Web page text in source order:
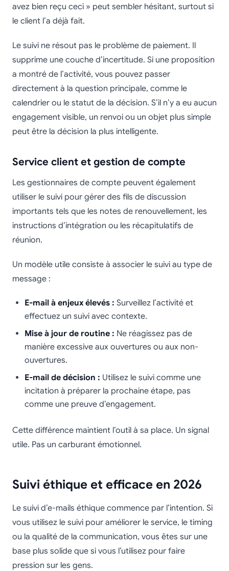
avez bien reçu ceci » peut sembler hésitant, surtout si
le client l’a déjà fait.
Le suivi ne résout pas le problème de paiement. Il
supprime une couche d’incertitude. Si une proposition
a montré de l’activité, vous pouvez passer
directement à la question principale, comme le
calendrier ou le statut de la décision. S’il n’y a eu aucun
engagement visible, un renvoi ou un objet plus simple
peut être la décision la plus intelligente.
Service client et gestion de compte
Les gestionnaires de compte peuvent également
utiliser le suivi pour gérer des fils de discussion
importants tels que les notes de renouvellement, les
instructions d’intégration ou les récapitulatifs de
réunion.
Un modèle utile consiste à associer le suivi au type de
message :
E-mail à enjeux élevés : Surveillez l’activité et
effectuez un suivi avec contexte.
Mise à jour de routine : Ne réagissez pas de
manière excessive aux ouvertures ou aux non-
ouvertures.
E-mail de décision : Utilisez le suivi comme une
incitation à préparer la prochaine étape, pas
comme une preuve d’engagement.
Cette différence maintient l’outil à sa place. Un signal
utile. Pas un carburant émotionnel.
Suivi éthique et efficace en 2026
Le suivi d’e-mails éthique commence par l’intention. Si
vous utilisez le suivi pour améliorer le service, le timing
ou la qualité de la communication, vous êtes sur une
base plus solide que si vous l’utilisez pour faire
pression sur les gens.